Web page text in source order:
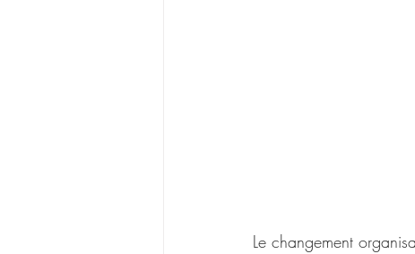
Le changement